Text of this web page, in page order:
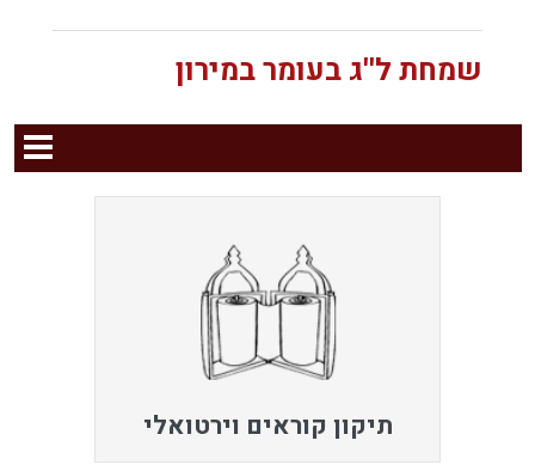
שמחת ל''ג בעומר במירון
תיקון קוראים וירטואלי